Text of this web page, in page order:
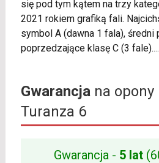
się pod tym kątem na trzy
2021 rokiem grafiką fali.
symbol A (dawna 1 fala),
poprzedzające klasę C (3 fale)....
Gwarancjana opony
Turanza 6
Gwarancja - 5 lat